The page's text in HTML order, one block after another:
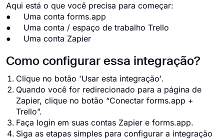
Aqui está o que você precisa para começar:
● Uma conta forms.app
● Uma conta / espaço de trabalho Trello
● Uma conta Zapier
Como configurar essa integração?
Clique no botão 'Usar esta integração'.
Quando você for redirecionado para a página de
Zapier, clique no botão “Conectar forms.app +
Trello”.
Faça login em suas contas Zapier e forms.app.
Siga as etapas simples para configurar a integração